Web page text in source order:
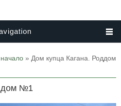
» Дом купца Кагана. Роддом
№1